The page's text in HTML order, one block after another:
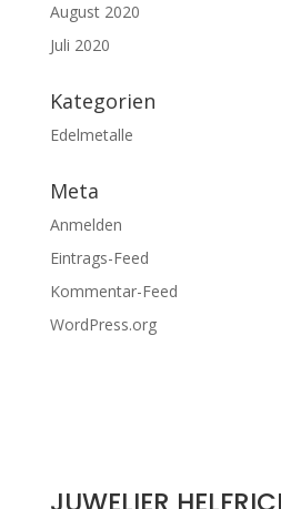
August 2020
Juli 2020
Kategorien
Edelmetalle
Meta
Anmelden
Eintrags-Feed
Kommentar-Feed
WordPress.org